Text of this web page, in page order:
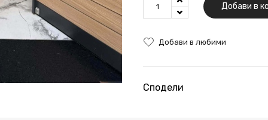
Добави в
Добави в любими
Сподели